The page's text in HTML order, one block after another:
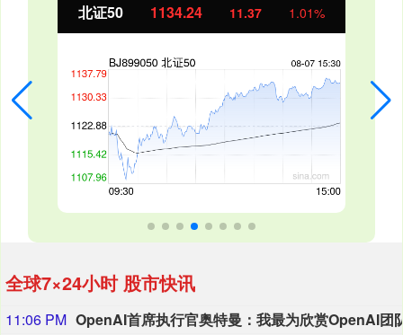
北证50 1134.24 11.37 1.01%
全球7×24小时 股市快讯
11:06 PM